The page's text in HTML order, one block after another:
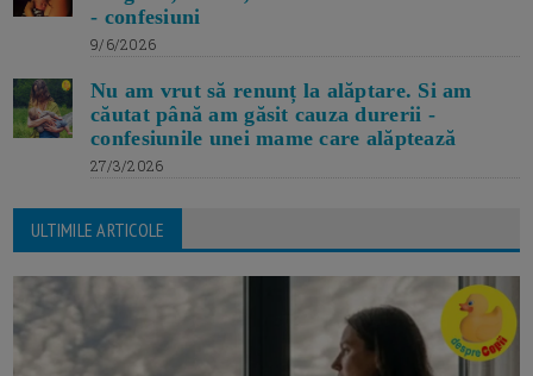
- confesiuni
9/6/2026
Nu am vrut să renunț la alăptare. Si am
căutat până am găsit cauza durerii -
confesiunile unei mame care alăptează
27/3/2026
ULTIMILE ARTICOLE